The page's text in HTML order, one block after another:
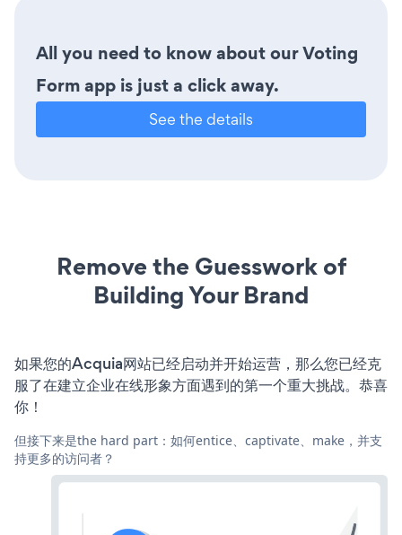
All you need to know about our Voting
Form app is just a click away.
See the details
Remove the Guesswork of
Building Your Brand
如果您的Acquia网站已经启动并开始运营，那么您已经克
服了在建立企业在线形象方面遇到的第一个重大挑战。恭喜
你！
但接下来是the hard part：如何entice、captivate、make，并支
持更多的访问者？